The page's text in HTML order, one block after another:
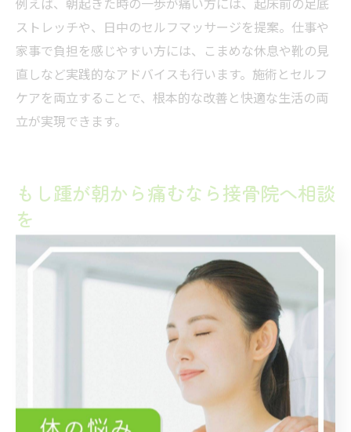
ストレッチや、日中のセルフマッサージを提案。仕事や
家事で負担を感じやすい方には、こまめな休息や靴の見
直しなど実践的なアドバイスも行います。施術とセルフ
ケアを両立することで、根本的な改善と快適な生活の両
立が実現できます。
もし踵が朝から痛むなら接骨院へ相談
を
朝の踵痛に接骨院ができる対応策とは
朝起きて最初の一歩が痛い、日中の家事や仕事で再び痛
みが増す――こうした踵の痛みには、接骨院ならではのアプ
ローチが有効です。岐阜県岐阜市の接骨院では、痛みの
ある部位だけでなく、全身のバランスや動きのクセも確
具体的には、踵の痛みの原因となる足底筋膜炎やアーチ